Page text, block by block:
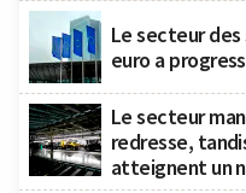
Le secteur des
euro a
Le secteur
redresse,
atteignent un